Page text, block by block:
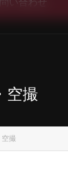
空撮
空撮